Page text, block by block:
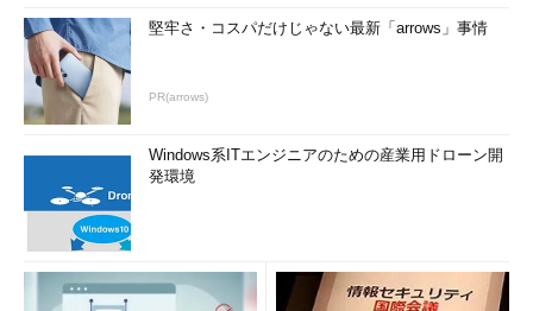
堅牢さ・コスパだけじゃない最新「arrows」事情
PR(arrows)
Windows系ITエンジニアのための産業用ドローン開
発環境